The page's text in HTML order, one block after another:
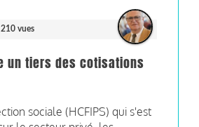
| 210 vues
un tiers des cotisations
sociale (HCFIPS) qui s'est